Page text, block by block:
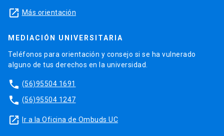
launch Más orientación
MEDIACIÓN UNIVERSITARIA
Teléfonos para orientación y consejo si se ha vulnerado
alguno de tus derechos en la universidad.
phone (56)95504 1691
phone (56)95504 1247
launch Ir a la Oficina de Ombuds UC